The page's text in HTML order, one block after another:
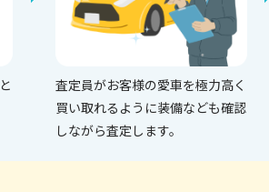
査定員がお客様の愛車を極力高く
買い取れるように装備なども確認
しながら査定します。